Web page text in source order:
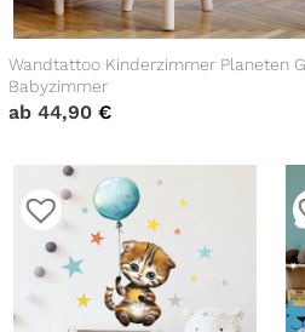
Wandtattoo Kinderzimmer Planeten
Babyzimmer
ab 44,90 €